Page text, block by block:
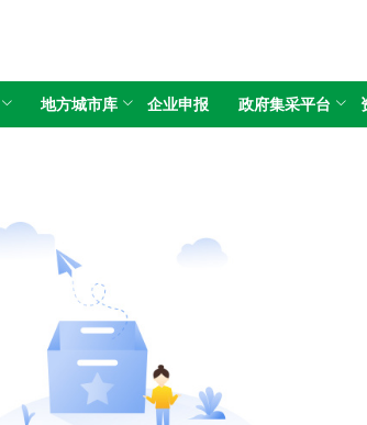
地方城市库 企业申报 政府集采平台